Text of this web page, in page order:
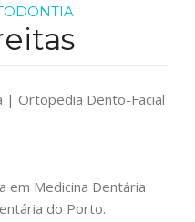
Ortopedia Dento-Facial
em Medicina Dentária
do Porto.